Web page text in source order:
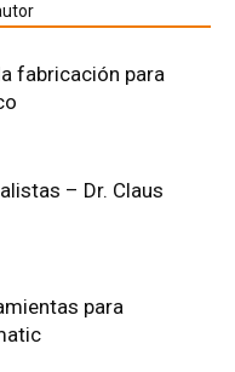
fabricación para
– Dr. Claus
para